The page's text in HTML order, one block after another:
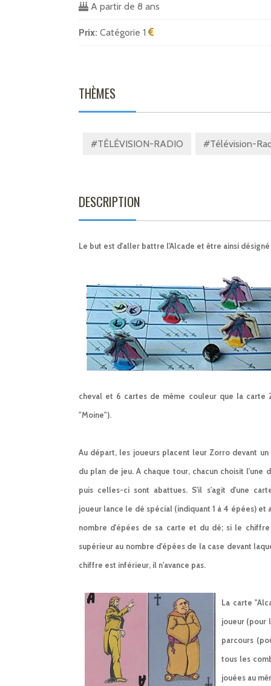
A partir de 8 ans
Prix: Catégorie 1
THÈMES
#TÉLÉVISION-RADIO #Télévision-
DESCRIPTION
Le but est d'aller battre l'Alcade et être ainsi
cheval et 6 cartes de même couleur que la
"Moine").
Au départ, les joueurs placent leur Zorro devant un
du plan de jeu. A chaque tour, chacun choisit l'une
puis celles-ci sont abattues. S'il s'agit d'une
joueur lance le dé spécial (indiquant 1 à 4 épées) et
nombre d'épées de sa carte et du dé; si le
supérieur au nombre d'épées de la case devant
chiffre est inférieur, il n'avance pas.
La carte
joueur (pour
parcours
tous les
jouées au